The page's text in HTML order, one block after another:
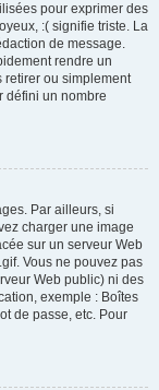
pour exprimer des
:( signifie triste. La
de message.
rendre un
retirer ou simplement
défini un nombre
Par ailleurs, si
charger une image
sur un serveur Web
Vous ne pouvez pas
Web public) ni des
exemple : Boîtes
de passe, etc. Pour